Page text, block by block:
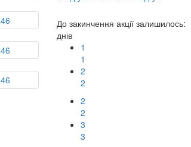
До закинчення акції залишилось:
днів
1
1
2
2
2
2
3
3